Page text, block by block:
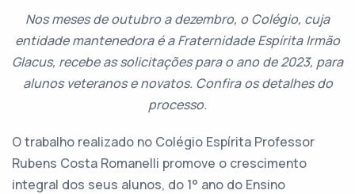
Nos meses de outubro a dezembro, o Colégio, cuja
entidade mantenedora é a Fraternidade Espírita Irmão
Glacus, recebe as solicitações para o ano de 2023, para
alunos veteranos e novatos. Confira os detalhes do
processo.
O trabalho realizado no Colégio Espírita Professor
Rubens Costa Romanelli promove o crescimento
integral dos seus alunos, do 1° ano do Ensino